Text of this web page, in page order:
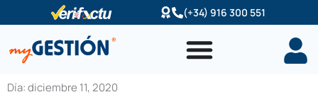
al
contenido
(+34) 916 300 551
Día: diciembre 11, 2020